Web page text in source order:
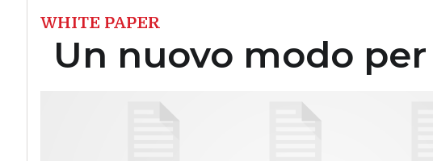
WHITE PAPER
Un nuovo modo